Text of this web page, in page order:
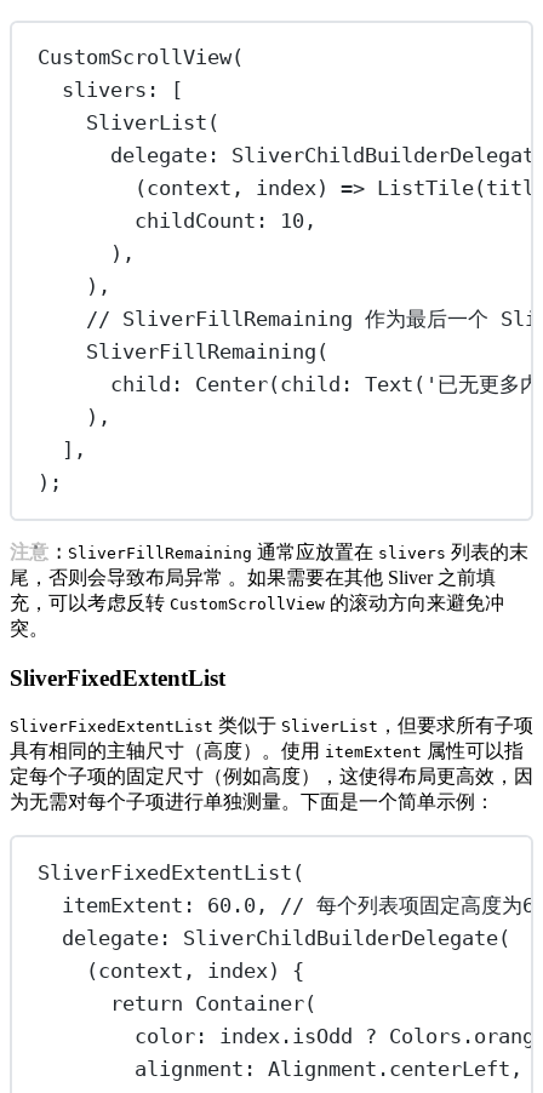
CustomScrollView(
slivers :
[
SliverList (
delegate :
(context, index) => ListTile
childCount : 10 ,
),
),
// SliverFillRemaining 作为最后一个
SliverFillRemaining (
child : Center(child : Text ( '已无更多
),
],
);
注意： SliverFillRemaining 通常应放置在 slivers 列表的末
尾，否则会导致布局异常 。如果需要在其他 Sliver 之前填
充，可以考虑反转 CustomScrollView 的滚动方向来避免冲
突。
SliverFixedExtentList
SliverFixedExtentList 类似于 SliverList ，但要求所有子项
具有相同的主轴尺寸（高度）。使用 itemExtent 属性可以指
定每个子项的固定尺寸（例如高度），这使得布局更高效，因
为无需对每个子项进行单独测量。下面是一个简单示例：
SliverFixedExtentList (
itemExtent : 60.0 , // 每个列表项固定高度为
delegate : SliverChildBuilderDelegate(
(context, index) {
return Container(
color : index.isOdd ? Colors
alignment : Alignment .centerLeft,